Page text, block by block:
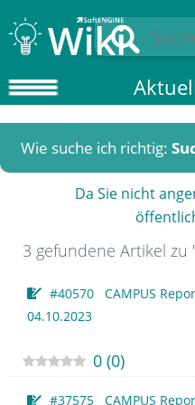
Wie suche ich richtig:
Da Sie nicht
3 gefundene Artikel zu
#40570 CAMPUS
04.10.2023
0 (0)
#37575 CAMPUS